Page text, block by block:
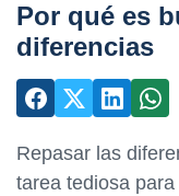
Por qué es
diferencias
Repasar las
tarea tediosa